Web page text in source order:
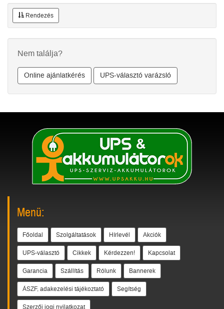
Rendezés
Nem találja?
Online ajánlatkérés UPS-választó varázsló
Menü:
Főoldal Szolgáltatások Hírlevél Akciók
UPS-választó Cikkek Kérdezzen! Kapcsolat
Garancia Szállítás Rólunk Bannerek
ÁSZF, adakezelési tájékoztató Segítség
Szerzői jogi nyilatkozat